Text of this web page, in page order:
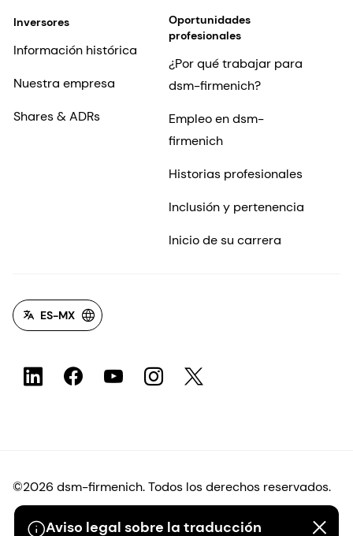
Aviso legal sobre la traducción
Inversores
Información histórica
Nuestra empresa
Shares & ADRs
Oportunidades
profesionales
¿Por qué trabajar para
dsm-firmenich?
Empleo en dsm-
firmenich
Historias profesionales
Inclusión y pertenencia
Inicio de su carrera
ES-MX
©2026 dsm-firmenich. Todos los derechos reservados.
Protección de datos